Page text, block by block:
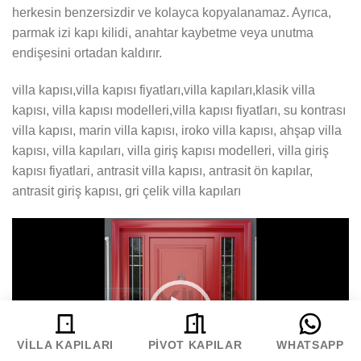
herkesin benzersizdir ve kolayca kopyalanamaz. Ayrıca,
parmak izi kapı kilidi, anahtar kaybetme veya unutma
endişesini ortadan kaldırır.
villa kapısı,villa kapısı fiyatları,villa kapıları,klasik villa
kapısı, villa kapısı modelleri,villa kapısı fiyatları, su kontrası
villa kapısı, marin villa kapısı, iroko villa kapısı, ahşap villa
kapısı, villa kapıları, villa giriş kapısı modelleri, villa giriş
kapısı fiyatlari, antrasit villa kapısı, antrasit ön kapılar,
antrasit giriş kapısı, gri çelik villa kapıları
VILLA KAPILARI PIVOT KAPILAR WHATSAPP